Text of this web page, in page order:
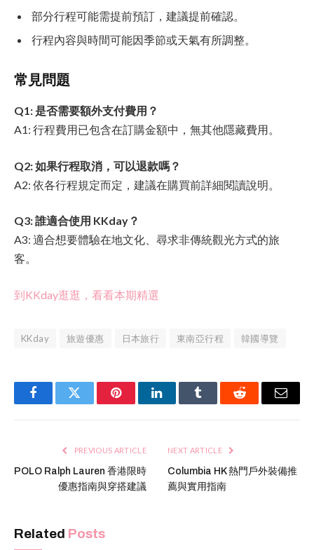
部分行程可能需提前預訂，建議提前確認。
行程內容與時間可能因季節或天氣有所調整。
常見問題
Q1: 是否需要額外支付費用？
A1: 行程費用已包含在訂購金額中，無其他隱藏費用。
Q2: 如果行程取消，可以退款嗎？
A2: 依各行程規定而定，建議在購買前詳細閱讀說明。
Q3: 誰適合使用 KKday？
A3: 適合想要體驗在地文化、尋求非傳統觀光方式的旅
客。
到KKday逛逛，看看本期精選
KKday 旅遊優惠 日本旅行 東南亞行程 韓國導覽
FacebookTwitter PinterestLinkedInTumblr Reddit Email
PREVIOUS ARTICLE
POLO Ralph Lauren 香港限時
優惠指南與穿搭建議
NEXT ARTICLE
Columbia HK 熱門戶外裝備推
薦與實用指南
Related Posts